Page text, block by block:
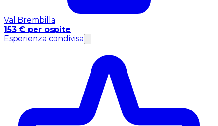
Val Brembilla
153 € per ospite
Esperienza condivisa